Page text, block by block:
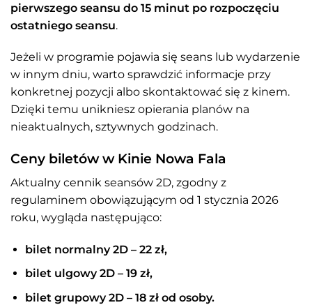
pierwszego seansu do 15 minut po rozpoczęciu
ostatniego seansu.
Jeżeli w programie pojawia się seans lub wydarzenie
w innym dniu, warto sprawdzić informacje przy
konkretnej pozycji albo skontaktować się z kinem.
Dzięki temu unikniesz opierania planów na
nieaktualnych, sztywnych godzinach.
Ceny biletów w Kinie Nowa Fala
Aktualny cennik seansów 2D, zgodny z
regulaminem obowiązującym od 1 stycznia 2026
roku, wygląda następująco:
bilet normalny 2D – 22 zł,
bilet ulgowy 2D – 19 zł,
bilet grupowy 2D – 18 zł od osoby.